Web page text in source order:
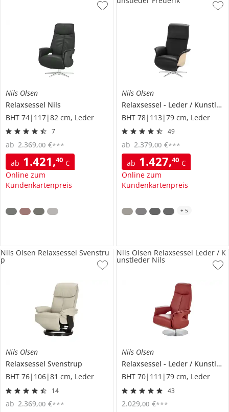
Nils Olsen
Relaxsessel Nils
BHT 74|117|82 cm, Leder
7
ab 1.421,40 €
Online zum
Kundenkartenpreis
ab 2.369,00 €***
Nils Olsen
Relaxsessel
Leder / Kunstleder
BHT 78|113|79 cm, Leder
49
ab 1.427,40 €
Online zum
Kundenkartenpreis
ab 2.379,00 €***
+ 5
Nils Olsen
Relaxsessel Svenstrup
BHT 76|106|81 cm, Leder
14
ab 2.369,00 €***
Nils Olsen Relaxsessel Svenstru
p
Nils Olsen
Relaxsessel
Leder / Kunstleder
BHT 70|111|79 cm, Leder
43
2.029,00 €***
Nils Olsen Relaxsessel Leder / K
unstleder Nils